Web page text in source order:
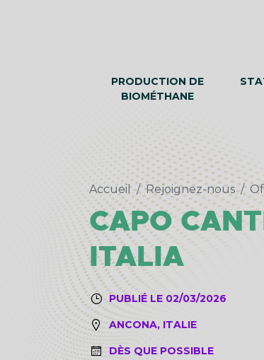
PRODUCTION DE
BIOMÉTHANE
Accueil Rejoignez-nous
CAPO
ITALIA
PUBLIÉ LE 02/03/2026
ANCONA, ITALIE
DÈS QUE POSSIBLE